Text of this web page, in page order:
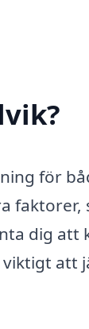
för
faktorer,
dig att
att